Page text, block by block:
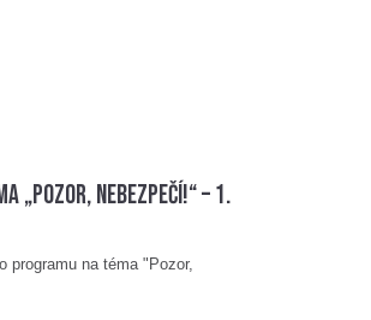
„Pozor, nebezpečí!“ – 1.
programu na téma "Pozor,